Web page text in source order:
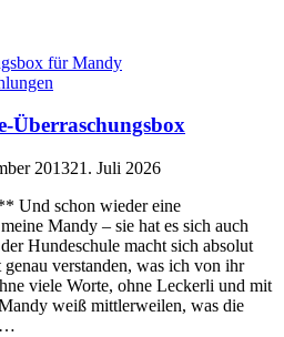
Überraschungsbox
201321. Juli 2026
Und schon wieder eine
Mandy – sie hat es sich auch
Hundeschule macht sich absolut
verstanden, was ich von ihr
viele Worte, ohne Leckerli und mit
weiß mittlerweilen, was die